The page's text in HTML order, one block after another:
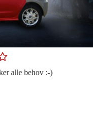
alle behov :-)